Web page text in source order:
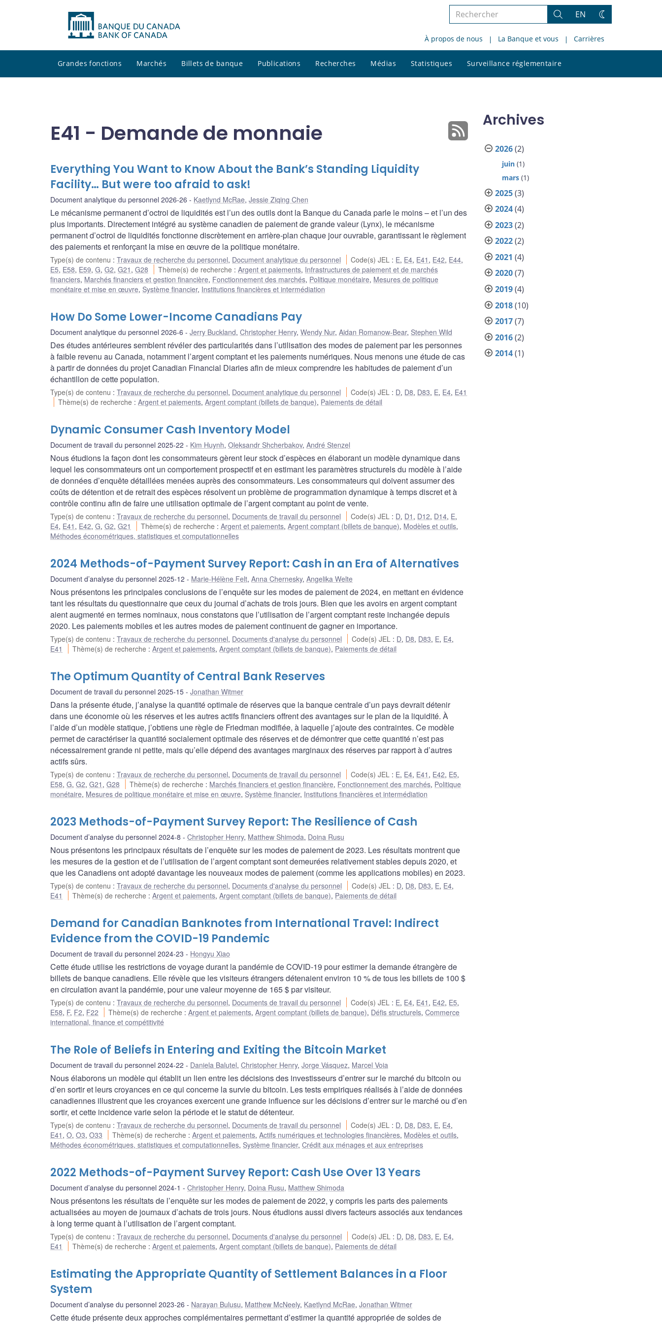
Rechercher
le
site
Rechercher
EN
Changez
thème
À propos de nous La Banque et vous Carrières
Grandes fonctions Marchés Billets de banque Publications Recherches Médias Statistiques Surveillance réglementaire
le
E41 - Demande de monnaie
Everything You Want to Know About the Bank’s Standing Liquidity
Facility… But were too afraid to ask!
Document analytique du personnel 2026-26 Kaetlynd McRae, Jessie Ziqing Chen
Le mécanisme permanent d’octroi de liquidités est l’un des outils dont la Banque du Canada parle le moins – et l’un des
plus importants. Directement intégré au système canadien de paiement de grande valeur (Lynx), le mécanisme
permanent d’octroi de liquidités fonctionne discrètement en arrière-plan chaque jour ouvrable, garantissant le règlement
des paiements et renforçant la mise en œuvre de la politique monétaire.
Type(s) de contenu : Travaux de recherche du personnel, Document analytique du personnel Code(s) JEL : E, E4, E41 , E42, E44,
E5, E58, E59, G, G2, G21 , G28 Thème(s) de recherche :Argent et paiements, Infrastructures de paiement et de marchés
financiers, Marchés financiers et gestion financière, Fonctionnement des marchés, Politique monétaire, Mesures de politique
monétaire et mise en œuvre, Système financier, Institutions financières et intermédiation
How Do Some Lower-Income Canadians Pay
Document analytique du personnel 2026-6 Jerry Buckland, Christopher Henry, Wendy Nur, Aidan Romanow-Bear, Stephen Wild
Des études antérieures semblent révéler des particularités dans l’utilisation des modes de paiement par les personnes
à faible revenu au Canada, notamment l’argent comptant et les paiements numériques. Nous menons une étude de cas
à partir de données du projet Canadian Financial Diaries afin de mieux comprendre les habitudes de paiement d’un
échantillon de cette population.
Type(s) de contenu : Travaux de recherche du personnel, Document analytique du personnel Code(s) JEL : D, D8, D83, E, E4, E41
Thème(s) de recherche :Argent et paiements,Argent comptant (billets de banque), Paiements de détail
Dynamic Consumer Cash Inventory Model
Document de travail du personnel 2025-22 Kim Huynh, Oleksandr Shcherbakov, André Stenzel
Nous étudions la façon dont les consommateurs gèrent leur stock d’espèces en élaborant un modèle dynamique dans
lequel les consommateurs ont un comportement prospectif et en estimant les paramètres structurels du modèle à l’aide
de données d’enquête détaillées menées auprès des consommateurs. Les consommateurs qui doivent assumer des
coûts de détention et de retrait des espèces résolvent un problème de programmation dynamique à temps discret et à
contrôle continu afin de faire une utilisation optimale de l’argent comptant au point de vente.
Type(s) de contenu : Travaux de recherche du personnel, Documents de travail du personnel Code(s) JEL : D, D1 , D12, D14, E,
E4, E41 , E42, G, G2, G21 Thème(s) de recherche :Argent et paiements,Argent comptant (billets de banque), Modèles et outils,
Méthodes économétriques, statistiques et computationnelles
2024 Methods-of-Payment Survey Report: Cash in an Era of Alternatives
Document d’analyse du personnel 2025-12 Marie-Hélène Felt, Anna Chernesky, Angelika Welte
Nous présentons les principales conclusions de l’enquête sur les modes de paiement de 2024, en mettant en évidence
tant les résultats du questionnaire que ceux du journal d’achats de trois jours. Bien que les avoirs en argent comptant
aient augmenté en termes nominaux, nous constatons que l’utilisation de l’argent comptant reste inchangée depuis
2020. Les paiements mobiles et les autres modes de paiement continuent de gagner en importance.
Type(s) de contenu : Travaux de recherche du personnel, Documents d'analyse du personnel Code(s) JEL : D, D8, D83, E, E4,
E41
Thème(s) de recherche :Argent et paiements,Argent comptant (billets de banque), Paiements de détail
The Optimum Quantity of Central Bank Reserves
Document de travail du personnel 2025-15 Jonathan Witmer
Dans la présente étude, j’analyse la quantité optimale de réserves que la banque centrale d’un pays devrait détenir
dans une économie où les réserves et les autres actifs financiers offrent des avantages sur le plan de la liquidité. À
l’aide d’un modèle statique, j’obtiens une règle de Friedman modifiée, à laquelle j’ajoute des contraintes. Ce modèle
permet de caractériser la quantité socialement optimale des réserves et de démontrer que cette quantité n’est pas
nécessairement grande ni petite, mais qu’elle dépend des avantages marginaux des réserves par rapport à d’autres
actifs sûrs.
Type(s) de contenu : Travaux de recherche du personnel, Documents de travail du personnel Code(s) JEL : E, E4, E41 , E42, E5,
E58, G, G2, G21 , G28 Thème(s) de recherche : Marchés financiers et gestion financière, Fonctionnement des marchés, Politique
monétaire, Mesures de politique monétaire et mise en œuvre, Système financier, Institutions financières et intermédiation
2023 Methods-of-Payment Survey Report: The Resilience of Cash
Document d’analyse du personnel 2024-8 Christopher Henry, Matthew Shimoda, Doina Rusu
Nous présentons les principaux résultats de l’enquête sur les modes de paiement de 2023. Les résultats montrent que
les mesures de la gestion et de l’utilisation de l’argent comptant sont demeurées relativement stables depuis 2020, et
que les Canadiens ont adopté davantage les nouveaux modes de paiement (comme les applications mobiles) en 2023.
Type(s) de contenu : Travaux de recherche du personnel, Documents d'analyse du personnel Code(s) JEL : D, D8, D83, E, E4,
E41
Thème(s) de recherche :Argent et paiements,Argent comptant (billets de banque), Paiements de détail
Demand for Canadian Banknotes from International Travel: Indirect
Evidence from the COVID-19 Pandemic
Document de travail du personnel 2024-23 Hongyu Xiao
Cette étude utilise les restrictions de voyage durant la pandémie de COVID-19 pour estimer la demande étrangère de
billets de banque canadiens. Elle révèle que les visiteurs étrangers détenaient environ 10 % de tous les billets de 100 $
en circulation avant la pandémie, pour une valeur moyenne de 165 $ par visiteur.
Type(s) de contenu : Travaux de recherche du personnel, Documents de travail du personnel Code(s) JEL : E, E4, E41 , E42, E5,
E58, F, F2, F22 Thème(s) de recherche :Argent et paiements,Argent comptant (billets de banque), Défis structurels,Commerce
international, finance et compétitivité
The Role of Beliefs in Entering and Exiting the Bitcoin Market
Document de travail du personnel 2024-22 Daniela Balutel, Christopher Henry, Jorge Vásquez, Marcel Voia
Nous élaborons un modèle qui établit un lien entre les décisions des investisseurs d’entrer sur le marché du bitcoin ou
d’en sortir et leurs croyances en ce qui concerne la survie du bitcoin. Les tests empiriques réalisés à l’aide de données
canadiennes illustrent que les croyances exercent une grande influence sur les décisions d’entrer sur le marché ou d’en
sortir, et cette incidence varie selon la période et le statut de détenteur.
Type(s) de contenu : Travaux de recherche du personnel, Documents de travail du personnel Code(s) JEL : D, D8, D83, E, E4,
E41 , O, O3, O33 Thème(s) de recherche :Argent et paiements,Actifs numériques et technologies financières, Modèles et outils,
Méthodes économétriques, statistiques et computationnelles, Système financier, Crédit aux ménages et aux entreprises
2022 Methods-of-Payment Survey Report: Cash Use Over 13 Years
Document d’analyse du personnel 2024-1 Christopher Henry, Doina Rusu, Matthew Shimoda
Nous présentons les résultats de l’enquête sur les modes de paiement de 2022, y compris les parts des paiements
actualisées au moyen de journaux d’achats de trois jours. Nous étudions aussi divers facteurs associés aux tendances
à long terme quant à l’utilisation de l’argent comptant.
Type(s) de contenu : Travaux de recherche du personnel, Documents d'analyse du personnel Code(s) JEL : D, D8, D83, E, E4,
E41
Thème(s) de recherche :Argent et paiements,Argent comptant (billets de banque), Paiements de détail
Estimating the Appropriate Quantity of Settlement Balances in a Floor
System
Document d’analyse du personnel 2023-26 Narayan Bulusu, Matthew McNeely, Kaetlynd McRae, Jonathan Witmer
Cette étude présente deux approches complémentaires permettant d’estimer la quantité appropriée de soldes de
Archives
2026(2)
juin (1)
mars (1)
2025(3)
2024(4)
2023(2)
2022(2)
2021 (4)
2020(7)
2019(4)
2018(10)
2017(7)
2016(2)
2014(1)